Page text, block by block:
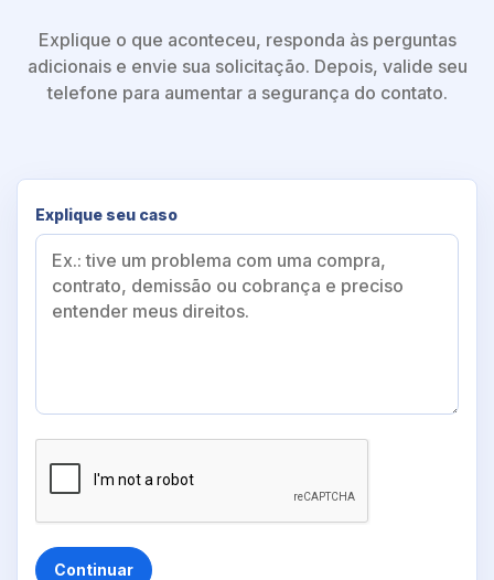
Explique o que aconteceu, responda às perguntas
adicionais e envie sua solicitação. Depois, valide seu
telefone para aumentar a segurança do contato.
Explique seu caso
Continuar